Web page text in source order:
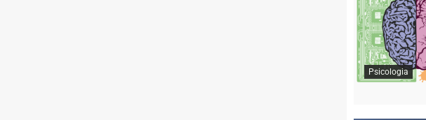
Psicologia